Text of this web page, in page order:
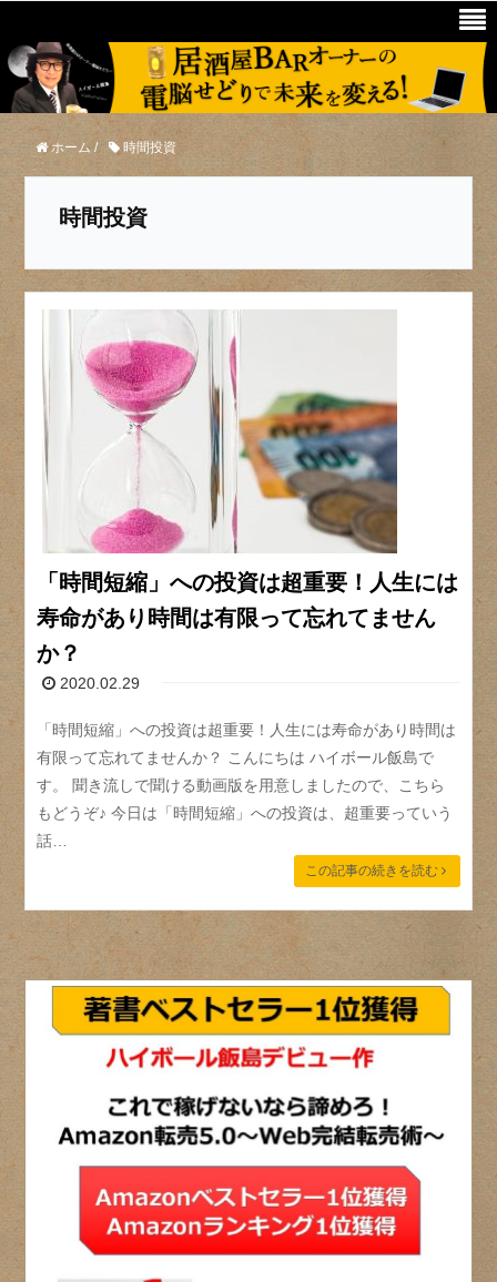
ホーム / 時間投資
時間投資
「時間短縮」への投資は超重要！人生には
寿命があり時間は有限って忘れてません
か？
2020.02.29
「時間短縮」への投資は超重要！人生には寿命があり時間は
有限って忘れてませんか？ こんにちは ハイボール飯島で
す。 聞き流しで聞ける動画版を用意しましたので、こちら
もどうぞ♪ 今日は「時間短縮」への投資は、超重要っていう
話…
この記事の続きを読む